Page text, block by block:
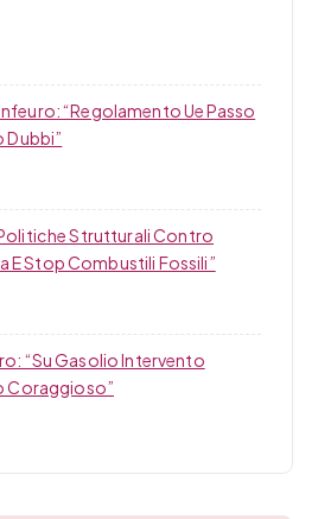
“Regolamento Ue Passo
Dubbi”
Strutturali Contro
E Stop Combustili Fossili”
“Su Gasolio Intervento
Coraggioso”